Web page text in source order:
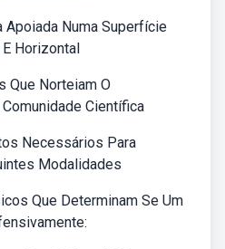
Apoiada Numa Superfície
Horizontal
Que Norteiam O
Científica
Necessários Para
Modalidades
Que Determinam Se Um